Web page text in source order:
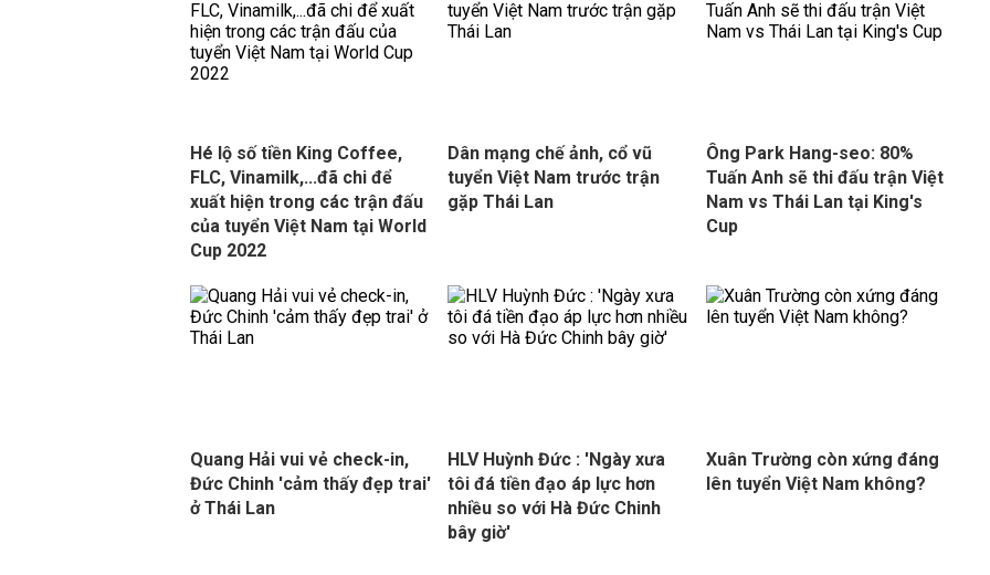
Hé lộ số tiền King Coffee,
FLC, Vinamilk,...đã chi để
xuất hiện trong các trận đấu
của tuyển Việt Nam tại World
Cup 2022
Dân mạng chế ảnh, cổ vũ
tuyển Việt Nam trước trận
gặp Thái Lan
Ông Park Hang-seo: 80%
Tuấn Anh sẽ thi đấu trận Việt
Nam vs Thái Lan tại King's
Cup
Quang Hải vui vẻ check-in,
Đức Chinh 'cảm thấy đẹp trai'
ở Thái Lan
HLV Huỳnh Đức : 'Ngày xưa
tôi đá tiền đạo áp lực hơn
nhiều so với Hà Đức Chinh
bây giờ'
Xuân Trường còn xứng đáng
lên tuyển Việt Nam không?